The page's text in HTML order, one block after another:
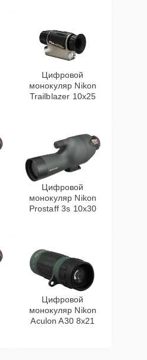
Цифровой
монокуляр Nikon
Trailblazer 10x25
Цифровой
монокуляр Nikon
Prostaff 3s 10x30
Цифровой
монокуляр Nikon
Aculon A30 8x21